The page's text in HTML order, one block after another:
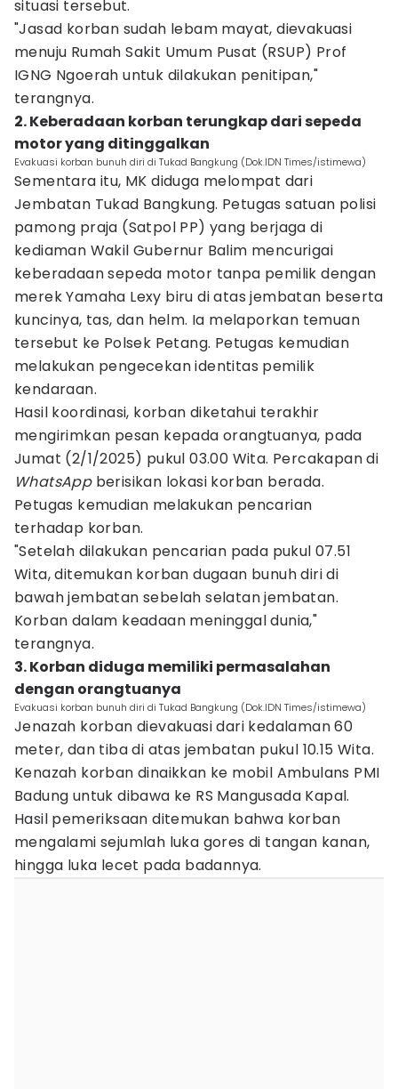
situasi tersebut.
"Jasad korban sudah lebam mayat, dievakuasi
menuju Rumah Sakit Umum Pusat (RSUP) Prof
IGNG Ngoerah untuk dilakukan penitipan,"
terangnya.
2. Keberadaan korban terungkap dari sepeda
motor yang ditinggalkan
Evakuasi korban bunuh diri di Tukad Bangkung (Dok.IDN Times/istimewa)
Sementara itu, MK diduga melompat dari
Jembatan Tukad Bangkung. Petugas satuan polisi
pamong praja (Satpol PP) yang berjaga di
kediaman Wakil Gubernur Balim mencurigai
keberadaan sepeda motor tanpa pemilik dengan
merek Yamaha Lexy biru di atas jembatan beserta
kuncinya, tas, dan helm. Ia melaporkan temuan
tersebut ke Polsek Petang. Petugas kemudian
melakukan pengecekan identitas pemilik
kendaraan.
Hasil koordinasi, korban diketahui terakhir
mengirimkan pesan kepada orangtuanya, pada
Jumat (2/1/2025) pukul 03.00 Wita. Percakapan di
WhatsApp berisikan lokasi korban berada.
Petugas kemudian melakukan pencarian
terhadap korban.
"Setelah dilakukan pencarian pada pukul 07.51
Wita, ditemukan korban dugaan bunuh diri di
bawah jembatan sebelah selatan jembatan.
Korban dalam keadaan meninggal dunia,"
terangnya.
3. Korban diduga memiliki permasalahan
dengan orangtuanya
Evakuasi korban bunuh diri di Tukad Bangkung (Dok.IDN Times/istimewa)
Jenazah korban dievakuasi dari kedalaman 60
meter, dan tiba di atas jembatan pukul 10.15 Wita.
Kenazah korban dinaikkan ke mobil Ambulans PMI
Badung untuk dibawa ke RS Mangusada Kapal.
Hasil pemeriksaan ditemukan bahwa korban
mengalami sejumlah luka gores di tangan kanan,
hingga luka lecet pada badannya.